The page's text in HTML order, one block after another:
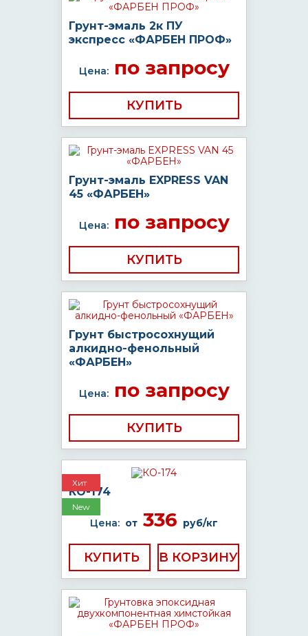
Грунт-эмаль 2к ПУ
экспресс «ФАРБЕН ПРОФ»
Цена:по запросу
КУПИТЬ
Грунт-эмаль EXPRESS VAN
45 «ФАРБЕН»
Цена:по запросу
КУПИТЬ
Грунт быстросохнущий
алкидно-фенольный
«ФАРБЕН»
Цена:по запросу
КУПИТЬ
Хит
New
КО-174
Цена: от 336 руб/кг
КУПИТЬ